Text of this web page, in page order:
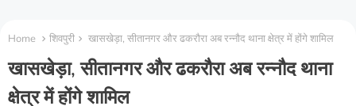
Home शिवपुरी खासखेड़ा, सीतानगर और ढकरौरा अब रन्नौद थाना क्षेत्र में होंगे शामिल
खासखेड़ा, सीतानगर और ढकरौरा अब रन्नौद थाना
क्षेत्र में होंगे शामिल